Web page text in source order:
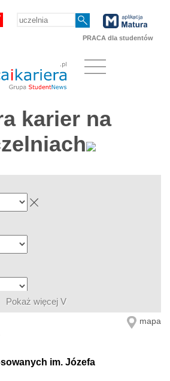
PRACA dla studentów
karier na
Pokaż więcej V
mapa
im. Józefa